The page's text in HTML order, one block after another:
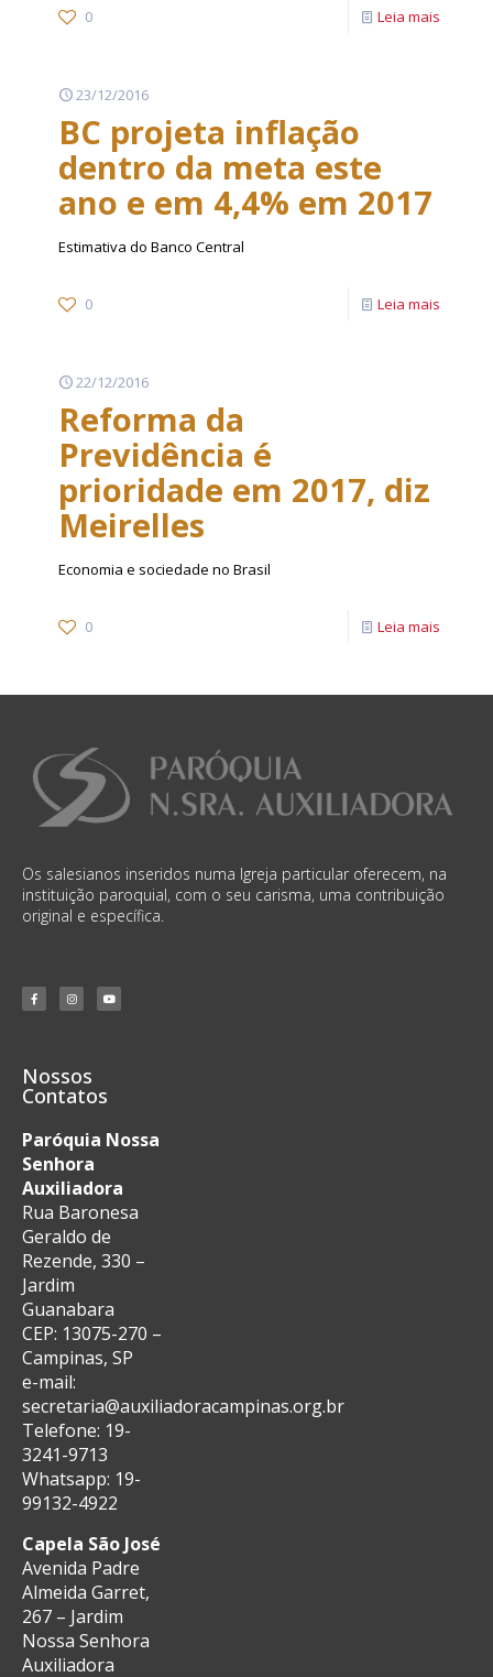
0 Leia mais
23/12/2016
BC projeta inflação
dentro da meta este
ano e em 4,4% em 2017
Estimativa do Banco Central
0 Leia mais
22/12/2016
Reforma da
Previdência é
prioridade em 2017, diz
Meirelles
Economia e sociedade no Brasil
0 Leia mais
Os salesianos inseridos numa Igreja particular oferecem, na
instituição paroquial, com o seu carisma, uma contribuição
original e específica.
Nossos
Contatos
Paróquia Nossa
Senhora
Auxiliadora
Rua Baronesa
Geraldo de
Rezende, 330 –
Jardim
Guanabara
CEP: 13075-270 –
Campinas, SP
e-mail:
secretaria@auxiliadoracampinas.org.br
Telefone: 19-
3241-9713
Whatsapp: 19-
99132-4922
Capela São José
Avenida Padre
Almeida Garret,
267 – Jardim
Nossa Senhora
Auxiliadora